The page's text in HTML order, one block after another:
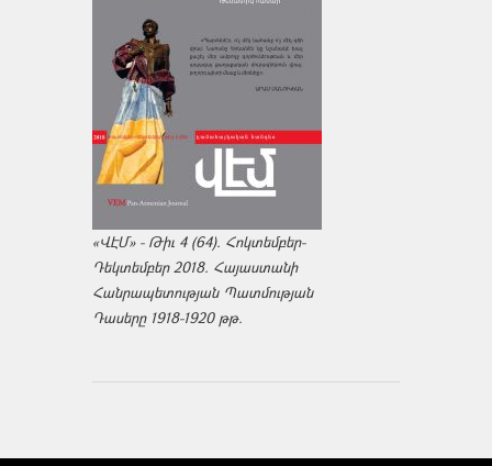
«ՎԷՄ» - Թիւ 4 (64). Հոկտեմբեր-
Դեկտեմբեր 2018. Հայաստանի
Հանրապետության Պատմության
Դասերը 1918-1920 թթ.